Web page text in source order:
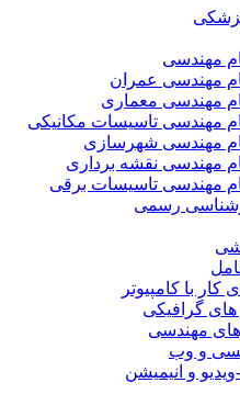
مهندسی
مهندسی عمران
مهندسی معماری
مهندسی تاسیسات مکانیکی
مهندسی شهرسازی
مهندسی نقشه برداری
مهندسی تاسیسات برقی
رسمی
با کامپیوتر
های گرافیکی
مهندسی
و وب
و انیمیشن